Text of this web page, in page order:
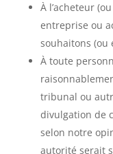
À l’acheteur
entreprise ou
souhaitons (ou
À toute
tribunal ou
divulgation de
selon notre
autorité serait